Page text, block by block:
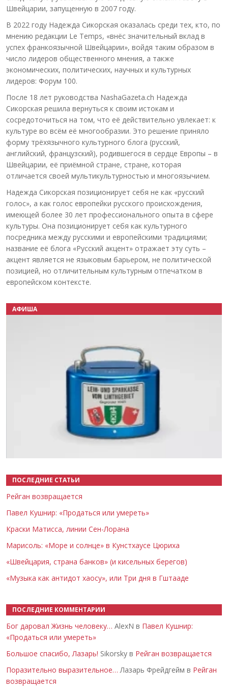
Швейцарии, запущенную в 2007 году.
В 2022 году Надежда Сикорская оказалась среди тех, кто, по
мнению редакции Le Temps, «внёс значительный вклад в
успех франкоязычной Швейцарии», войдя таким образом в
число лидеров общественного мнения, а также
экономических, политических, научных и культурных
лидеров: Форум 100.
После 18 лет руководства NashaGazeta.ch Надежда
Сикорская решила вернуться к своим истокам и
сосредоточиться на том, что её действительно увлекает: к
культуре во всём её многообразии. Это решение приняло
форму трёхязычного культурного блога (русский,
английский, французский), родившегося в сердце Европы – в
Швейцарии, её приёмной стране, стране, которая
отличается своей мультикультурностью и многоязычием.
Надежда Сикорская позиционирует себя не как «русский
голос», а как голос европейки русского происхождения,
имеющей более 30 лет профессионального опыта в сфере
культуры. Она позиционирует себя как культурного
посредника между русскими и европейскими традициями;
название её блога «Русский акцент» отражает эту суть –
акцент является не языковым барьером, не политической
позицией, но отличительным культурным отпечатком в
европейском контексте.
АФИША
ПОСЛЕДНИЕ СТАТЬИ
Рейган возвращается
Павел Кушнир: «Продаться или умереть»
Краски Матисса, линии Сен-Лорана
Марисоль: «Море и солнце» в Кунстхаусе Цюриха
«Швейцария, страна банков» (и кисельных берегов)
«Музыка как антидот хаосу», или Три дня в Гштааде
ПОСЛЕДНИЕ КОММЕНТАРИИ
Бог даровал Жизнь человеку… AlexN в Павел Кушнир:
«Продаться или умереть»
Большое спасибо, Лазарь! Sikorsky в Рейган возвращается
Поразительно выразительное… Лазарь Фрейдгейм в Рейган
возвращается